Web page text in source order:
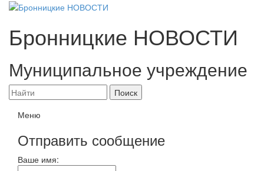
Бронницкие НОВОСТИ
Муниципальное учреждение
Меню
Отправить сообщение
Ваше имя: